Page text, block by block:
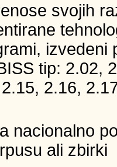
svojih
izvedeni
tip: 2.02,
2.16,
nacionalno
ali zbirki